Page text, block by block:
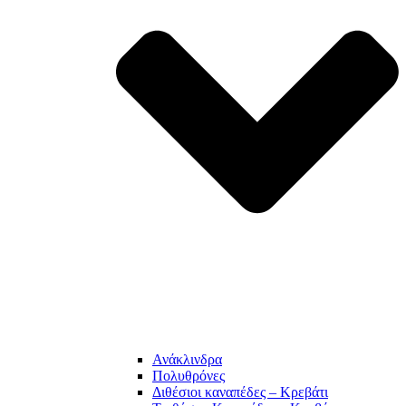
Ανάκλινδρα
Πολυθρόνες
Διθέσιοι καναπέδες – Κρεβάτι